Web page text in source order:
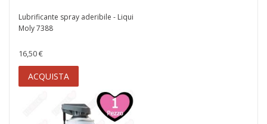
Lubrificante spray aderibile - Liqui
Moly 7388
16,50 €
ACQUISTA